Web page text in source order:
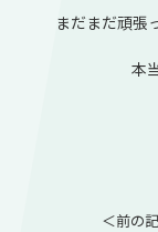
まだまだ頑張
本
＜前の